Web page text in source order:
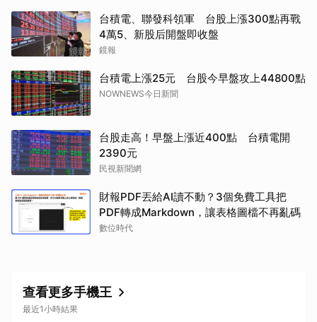
台積電、聯發科領軍 台股上漲300點再戰
4萬5、新股后開盤即收盤
鏡報
台積電上漲25元 台股今早盤攻上44800點
NOWNEWS今日新聞
台股走高！早盤上漲近400點 台積電開
2390元
民視新聞網
財報PDF丟給AI讀不動？3個免費工具把
PDF轉成Markdown，讓表格圖檔不再亂碼
數位時代
查看更多手機王
最近1小時結果